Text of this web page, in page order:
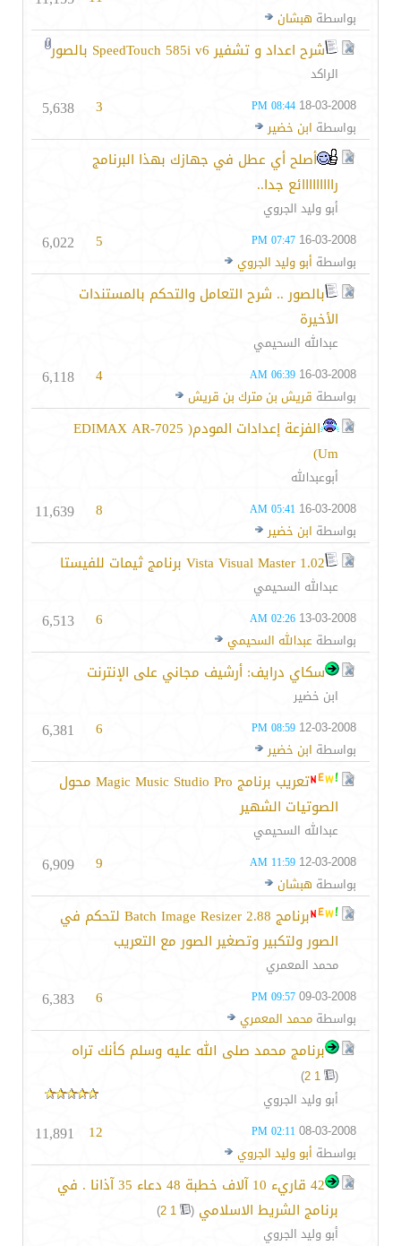
بواسطة هبشان
شرح اعداد و تشفير SpeedTouch 585i v6 بالصور
الراكد
18-03-2008
08:44 PM
بواسطة ابن خضير
3
5,638
أصلح أي عطل في جهازك بهذا البرنامج
رااااااااائع جدا..
أبو وليد الجروي
16-03-2008
07:47 PM
بواسطة أبو وليد الجروي
5
6,022
بالصور .. شرح التعامل والتحكم بالمستندات
الأخيرة
عبدالله السحيمي
16-03-2008
06:39 AM
بواسطة قريش بن مترك بن قريش
4
6,118
الفزعة إعدادات المودم( EDIMAX AR-7025
Um)
أبوعبدالله
16-03-2008
05:41 AM
بواسطة ابن خضير
8
11,639
Vista Visual Master 1.02 برنامج ثيمات للفيستا
عبدالله السحيمي
13-03-2008
02:26 AM
بواسطة عبدالله السحيمي
6
6,513
سكاي درايف: أرشيف مجاني على الإنترنت
ابن خضير
12-03-2008
08:59 PM
بواسطة ابن خضير
6
6,381
تعريب برنامج Magic Music Studio Pro محول
الصوتيات الشهير
عبدالله السحيمي
12-03-2008
11:59 AM
بواسطة هبشان
9
6,909
برنامج Batch Image Resizer 2.88 لتحكم في
الصور ولتكبير وتصغير الصور مع التعريب
محمد المعمري
09-03-2008
09:57 PM
بواسطة محمد المعمري
6
6,383
برنامج محمد صلى الله عليه وسلم كأنك تراه
(
1
2
)
أبو وليد الجروي
08-03-2008
02:11 PM
بواسطة أبو وليد الجروي
12
11,891
42 قاريء 10 آلاف خطبة 48 دعاء 35 آذانا . في
برنامج الشريط الاسلامي (
1
2
)
أبو وليد الجروي